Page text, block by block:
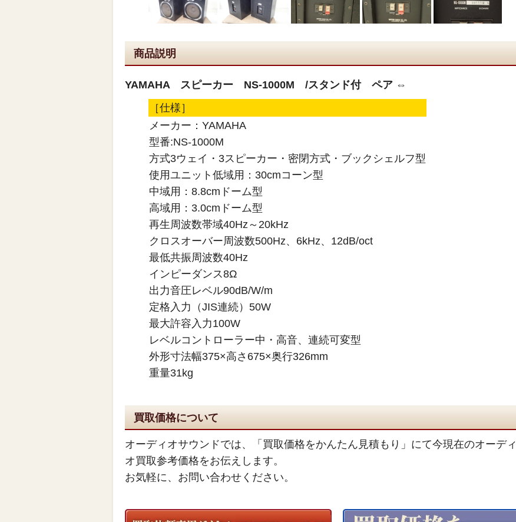
商品説明
YAMAHA スピーカー NS-1000M /スタンド付 ペア ⇔
［仕様］
メーカー：YAMAHA
型番:NS-1000M
方式3ウェイ・3スピーカー・密閉方式・ブックシェルフ型
使用ユニット低域用：30cmコーン型
中域用：8.8cmドーム型
高域用：3.0cmドーム型
再生周波数帯域40Hz～20kHz
クロスオーバー周波数500Hz、6kHz、12dB/oct
最低共振周波数40Hz
インピーダンス8Ω
出力音圧レベル90dB/W/m
定格入力（JIS連続）50W
最大許容入力100W
レベルコントローラー中・高音、連続可変型
外形寸法幅375×高さ675×奥行326mm
重量31kg
買取価格について
オーディオサウンドでは、「買取価格をかんたん見積もり」にて今現在のオーディ
オ買取参考価格をお伝えします。
お気軽に、お問い合わせください。